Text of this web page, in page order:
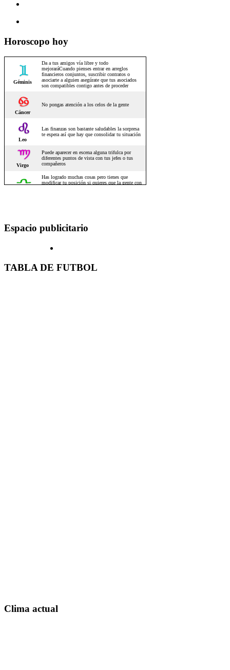
Horoscopo hoy
Espacio publicitario
TABLA DE FUTBOL
Clima actual